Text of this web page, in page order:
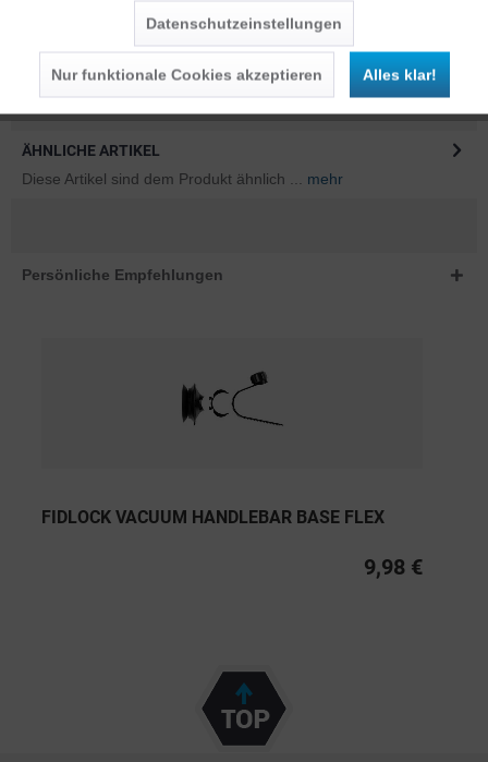
Bewertungen lesen, schreiben und diskutieren...
INFOS ZUM HERSTELLER
Folgende Infos zum Hersteller sind verfübar......mehr
ÄHNLICHE ARTIKEL
Diese Artikel sind dem Produkt ähnlich ...
mehr
Persönliche Empfehlungen
FIDLOCK VACUUM HANDLEBAR BASE FLEX
9,98 €
Datenschutzeinstellungen
Nur funktionale Cookies akzeptieren Alles klar!